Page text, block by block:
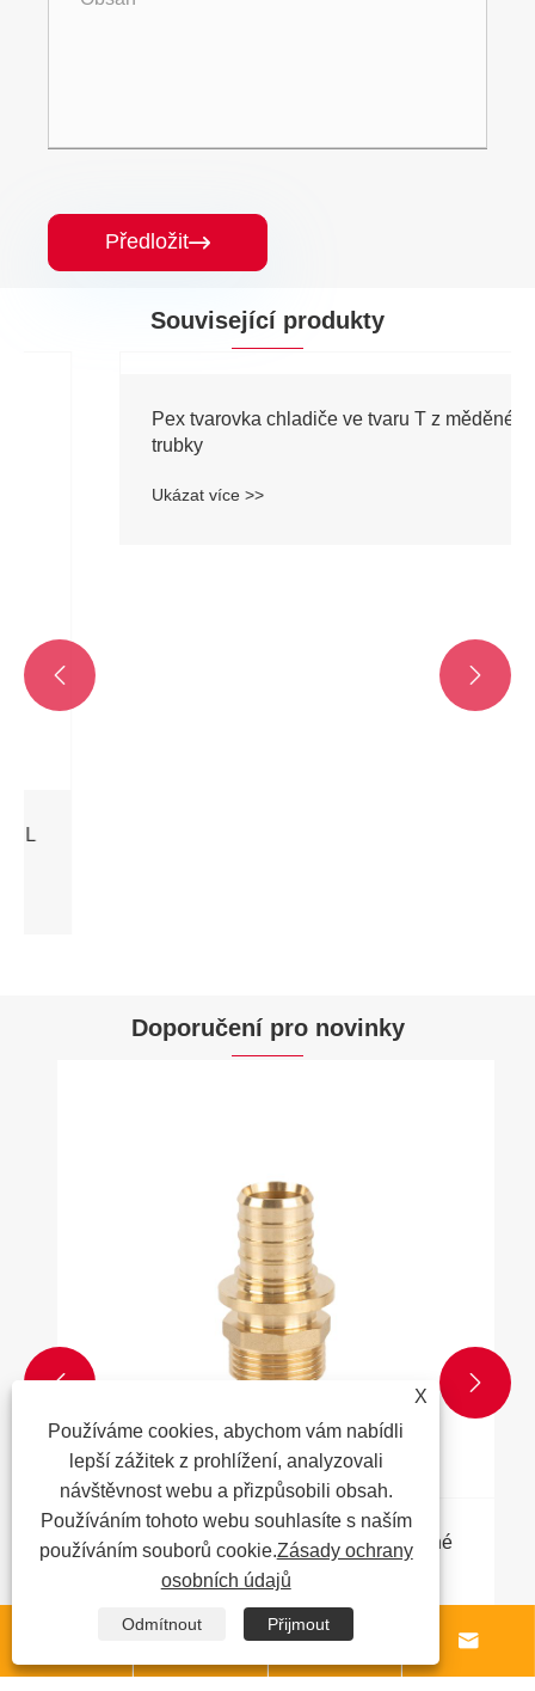
Předložit
Související produkty
 
Doporučení pro novinky
Jsou samčí mosazné adaptéry PEX odolné
a mají dlouhou životnost?
Ukázat více >>
 
 
X
Používáme cookies, abychom vám nabídli
lepší zážitek z prohlížení, analyzovali
návštěvnost webu a přizpůsobili obsah.
Používáním tohoto webu souhlasíte s naším
používáním souborů cookie.Zásady ochrany
osobních údajů
Odmítnout Přijmout